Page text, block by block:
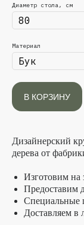
Диаметр стола, см
Материал
В КОРЗИНУ
Дизайнерский
дерева от
Изготовим на
Предоставим
Специальные
Доставляем в
ПОКУПАЙТЕ
СЕЙЧАС,
рассрочку до 10
сервисом Яндекс
заказа с онлайн-